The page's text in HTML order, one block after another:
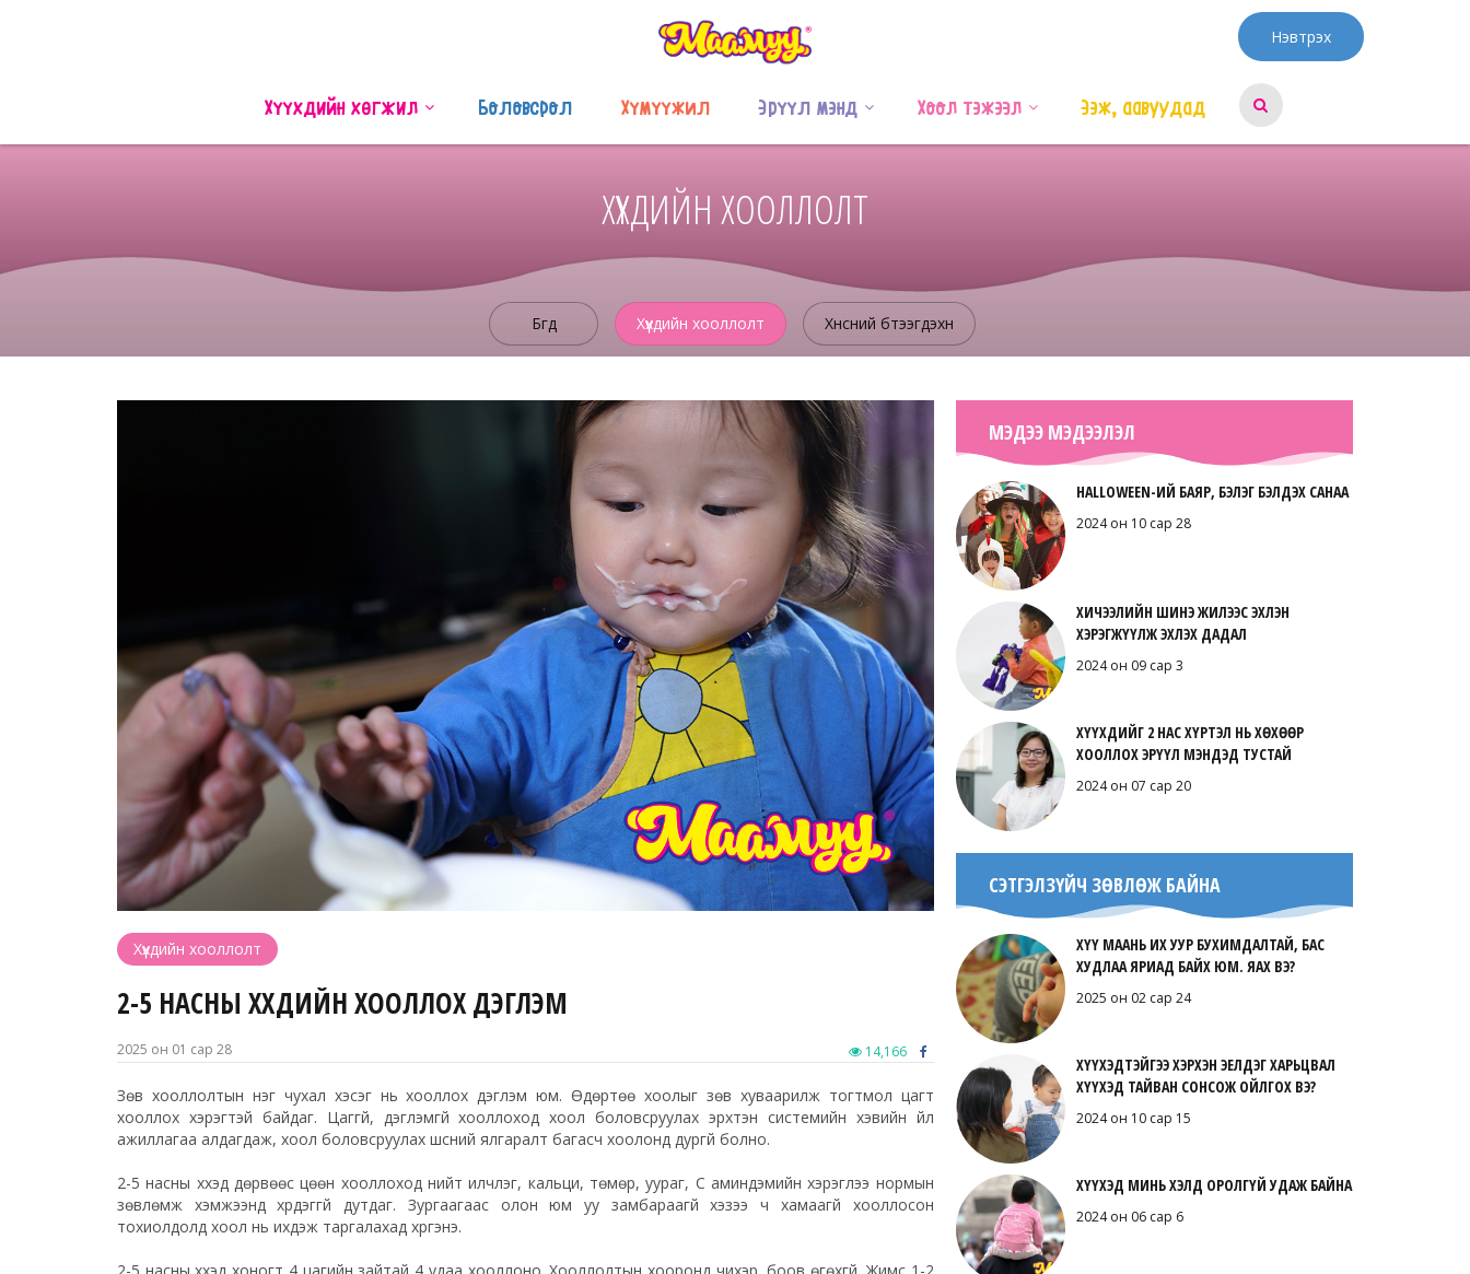
Нэвтрэх
Хүүхдийн хөгжил Боловсрол Хүмүүжил Эрүүл мэнд Хоол тэжээл Ээж, аавуудад
ХҮҮХДИЙН ХООЛЛОЛТ
Бүгд Хүүхдийн хооллолт Хүнсний бүтээгдэхүүн
Хүүхдийн хооллолт
2-5 НАСНЫ ХҮҮХДИЙН ХООЛЛОХ ДЭГЛЭМ
2025 он 01 сар 28 14,166
Зөв хооллолтын нэг чухал хэсэг нь хооллох дэглэм юм. Өдөртөө хоолыг зөв хуваарилж тогтмол цагт
хооллох хэрэгтэй байдаг. Цаггүй, дэглэмгүй хооллоход хоол боловсруулах эрхтэн системийн хэвийн үйл
ажиллагаа алдагдаж, хоол боловсруулах шүүсний ялгаралт багасч хоолонд дургүй болно.
2-5 насны хүүхэд дөрвөөс цөөн хооллоход нийт илчлэг, кальци, төмөр, уураг, С аминдэмийн хэрэглээ нормын
зөвлөмж хэмжээнд хүрдэггүй дутдаг. Зургаагаас олон юм уу замбараагүй хэзээ ч хамаагүй хооллосон
тохиолдолд хоол нь ихдэж таргалахад хүргэнэ.
2-5 насны хүүхэд хоногт 4 цагийн зайтай 4 удаа хооллоно. Хооллолтын хооронд чихэр, боов өгөхгүй. Жимс 1-2
МЭДЭЭ МЭДЭЭЛЭЛ
HALLOWEEN-ИЙ БАЯР, БЭЛЭГ БЭЛДЭХ САНАА
2024 он 10 сар 28
ХИЧЭЭЛИЙН ШИНЭ ЖИЛЭЭС ЭХЛЭН
ХЭРЭГЖҮҮЛЖ ЭХЛЭХ ДАДАЛ
2024 он 09 сар 3
ХҮҮХДИЙГ 2 НАС ХҮРТЭЛ НЬ ХӨХӨӨР
ХООЛЛОХ ЭРҮҮЛ МЭНДЭД ТУСТАЙ
2024 он 07 сар 20
СЭТГЭЛЗҮЙЧ ЗӨВЛӨЖ БАЙНА
ХҮҮ МААНЬ ИХ УУР БУХИМДАЛТАЙ, БАС
ХУДЛАА ЯРИАД БАЙХ ЮМ. ЯАХ ВЭ?
2025 он 02 сар 24
ХҮҮХЭДТЭЙГЭЭ ХЭРХЭН ЭЕЛДЭГ ХАРЬЦВАЛ
ХҮҮХЭД ТАЙВАН СОНСОЖ ОЙЛГОХ ВЭ?
2024 он 10 сар 15
ХҮҮХЭД МИНЬ ХЭЛД ОРОЛГҮЙ УДАЖ БАЙНА
2024 он 06 сар 6